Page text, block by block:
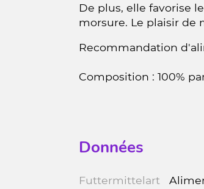
De plus, elle favorise
morsure. Le plaisir de
Recommandation
Composition : 100%
Données
Futtermittelart